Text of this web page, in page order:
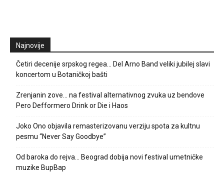
Najnovije
Četiri decenije srpskog regea… Del Arno Band veliki jubilej slavi
koncertom u Botaničkoj bašti
Zrenjanin zove… na festival alternativnog zvuka uz bendove
Pero Defformero Drink or Die i Haos
Joko Ono objavila remasterizovanu verziju spota za kultnu
pesmu “Never Say Goodbye”
Od baroka do rejva… Beograd dobija novi festival umetničke
muzike BupBap